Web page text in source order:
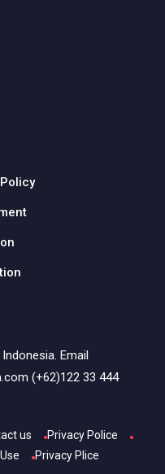
Email
(+62)122 33 444
us
Privacy Police
Privacy Plice